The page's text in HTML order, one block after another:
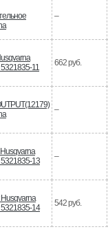
–
11
662 руб.
–
5321835-13
–
5321835-14
542 руб.